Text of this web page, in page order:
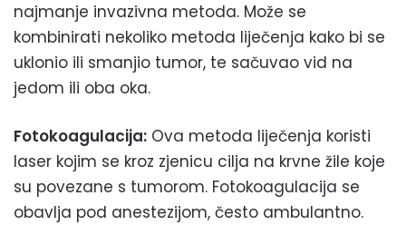
najmanje invazivna metoda. Može se
kombinirati nekoliko metoda liječenja kako bi se
uklonio ili smanjio tumor, te sačuvao vid na
jedom ili oba oka.
Fotokoagulacija: Ova metoda liječenja koristi
laser kojim se kroz zjenicu cilja na krvne žile koje
su povezane s tumorom. Fotokoagulacija se
obavlja pod anestezijom, često ambulantno.